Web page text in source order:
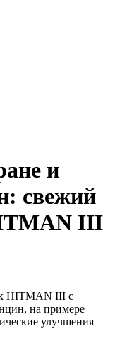
и
свежий
III
HITMAN III с
на примере
улучшения